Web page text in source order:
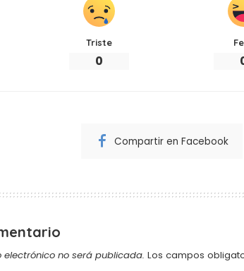
Triste
0
Compartir en Facebook
electrónico no será publicada. Los campos